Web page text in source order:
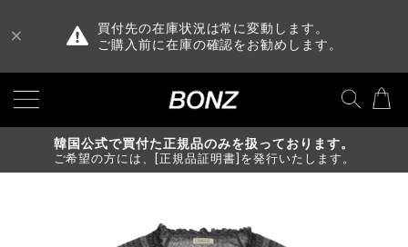
買付先の在庫状況は常に変動します。
ご購入前に在庫の確認をお勧めします。
韓国公式で買付た正規品のみを扱っております。
ご希望の方には、[正規品証明書]を発行いたします。